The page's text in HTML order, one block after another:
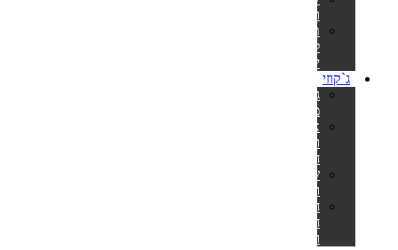
וסקימרים
תנורים
לסאונה
יבשה
ג`קוזי
ג'קוזי
מתנפח
אביזרים
וחלקי
חילוף
שואבים
ורשתות
חומרי
חיטוי
ומתכלים